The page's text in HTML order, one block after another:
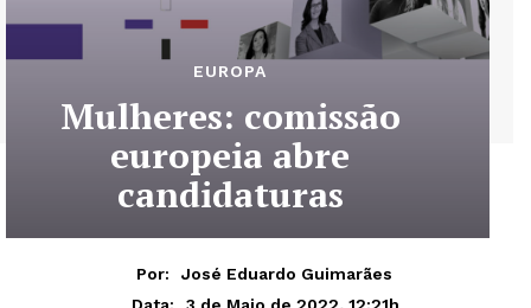
EUROPA
Mulheres: comissão
europeia abre
candidaturas
Por:
José Eduardo Guimarães
Data:
3 de Maio de 2022, 12:21h